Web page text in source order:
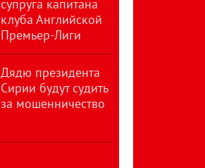
супруга капитана
клуба Английской
Премьер-Лиги
Дядю президента
Сирии будут судить
за мошенничество